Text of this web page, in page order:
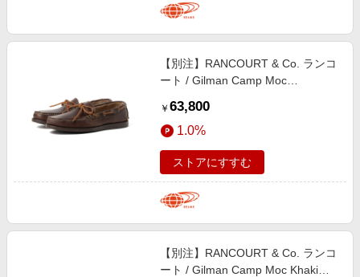
【別注】RANCOURT & Co. ランコ
ート / Gilman Camp Moc
Carolina Brown 6.5
￥ 63,800
1.0%
ストアにすすむ
【別注】RANCOURT & Co. ランコ
ート / Gilman Camp Moc Khaki